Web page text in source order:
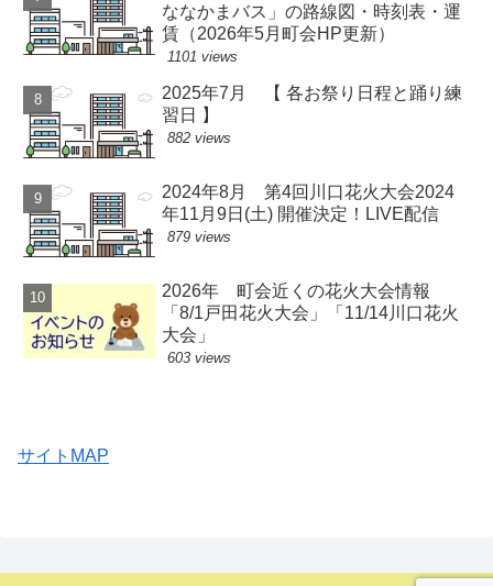
ななかまバス」の路線図・時刻表・運
賃（2026年5月町会HP更新）
1101 views
2025年7月 【 各お祭り日程と踊り練
習日 】
882 views
2024年8月 第4回川口花火大会2024
年11月9日(土) 開催決定！LIVE配信
879 views
2026年 町会近くの花火大会情報
「8/1戸田花火大会」「11/14川口花火
大会」
603 views
サイトMAP